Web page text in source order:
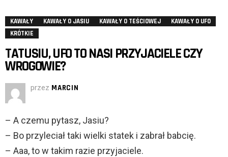
KAWAŁY KAWAŁY O JASIU KAWAŁY O TEŚCIOWEJ
KAWAŁY O UFO
KRÓTKIE
TATUSIU, UFO TO NASI PRZYJACIELE CZY
WROGOWIE?
przez MARCIN
– A czemu pytasz, Jasiu?
– Bo przyleciał taki wielki statek i zabrał babcię.
– Aaa, to w takim razie przyjaciele.